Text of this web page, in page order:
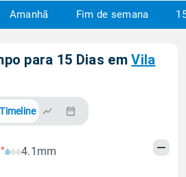
Amanhã Fim de semana
para 15 Dias emVila
Timeline
4.1mm